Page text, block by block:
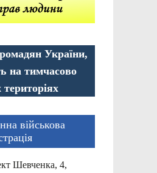
України,
на тимчасово
військова
Шевченка, 4,